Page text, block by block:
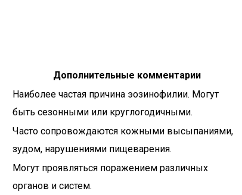
Дополнительные комментарии
Наиболее частая причина эозинофилии. Могут
быть сезонными или круглогодичными.
Часто сопровождаются кожными высыпаниями,
зудом, нарушениями пищеварения.
Могут проявляться поражением различных
органов и систем.